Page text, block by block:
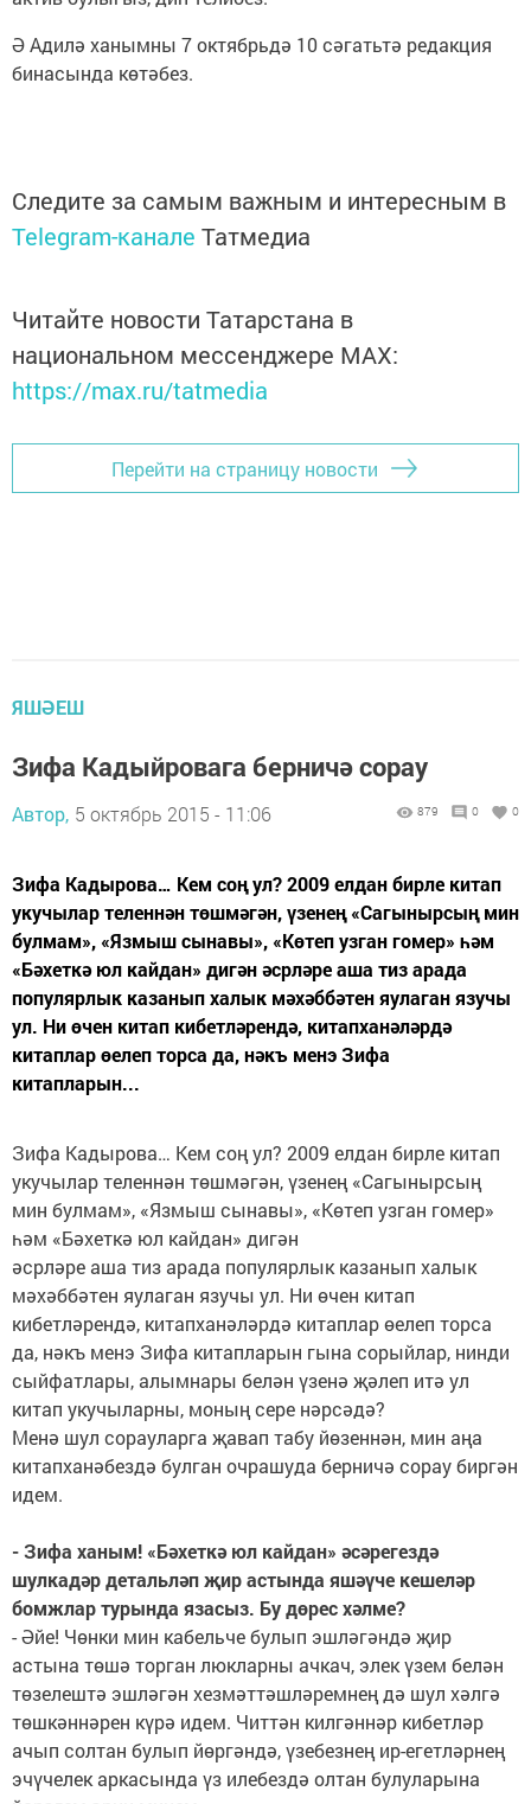
Ә Адилә ханымны 7 октябрьдә 10 сәгатьтә редакция
бинасында көтәбез.
Следите за самым важным и интересным в
Telegram-канале Татмедиа
Читайте новости Татарстана в
национальном мессенджере MАХ:
https://max.ru/tatmedia
Перейти на страницу новости
ЯШӘЕШ
Зифа Кадыйровага берничә сорау
Автор, 5 октябрь 2015 - 11:06 879 0 0
Зифа Кадырова… Кем соң ул? 2009 елдан бирле китап
укучылар теленнән төшмәгән, үзенең «Сагынырсың мин
булмам», «Язмыш сынавы», «Көтеп узган гомер» һәм
«Бәхеткә юл кайдан» дигән әсрләре аша тиз арада
популярлык казанып халык мәхәббәтен яулаган язучы
ул. Ни өчен китап кибетләрендә, китапханәләрдә
китаплар өелеп торса да, нәкъ менэ Зифа
китапларын...
Зифа Кадырова… Кем соң ул? 2009 елдан бирле китап
укучылар теленнән төшмәгән, үзенең «Сагынырсың
мин булмам», «Язмыш сынавы», «Көтеп узган гомер»
һәм «Бәхеткә юл кайдан» дигән
әсрләре аша тиз арада популярлык казанып халык
мәхәббәтен яулаган язучы ул. Ни өчен китап
кибетләрендә, китапханәләрдә китаплар өелеп торса
да, нәкъ менэ Зифа китапларын гына сорыйлар, нинди
сыйфатлары, алымнары белән үзенә җәлеп итә ул
китап укучыларны, моның сере нәрсәдә?
Менә шул сорауларга җавап табу йөзеннән, мин аңа
китапханәбездә булган очрашуда берничә сорау биргән
идем.
- Зифа ханым! «Бәхеткә юл кайдан» әсәрегездә
шулкадәр детальләп җир астында яшәүче кешеләр
бомжлар турында язасыз. Бу дөрес хәлме?
- Әйе! Чөнки мин кабельче булып эшләгәндә җир
астына төшә торган люкларны ачкач, элек үзем белән
төзелештә эшләгән хезмәттәшләремнең дә шул хәлгә
төшкәннәрен күрә идем. Читтән килгәннәр кибетләр
ачып солтан булып йөргәндә, үзебезнең ир-егетләрнең
эчүчелек аркасында үз илебездә олтан булуларына